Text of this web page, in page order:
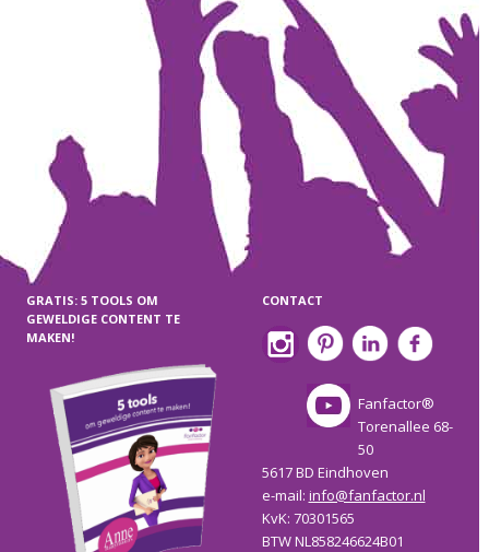
GRATIS: 5 TOOLS OM
GEWELDIGE CONTENT TE
MAKEN!
CONTACT
Fanfactor®
Torenallee 68-
50
5617 BD Eindhoven
e-mail: info@fanfactor.nl
KvK: 70301565
BTW NL858246624B01